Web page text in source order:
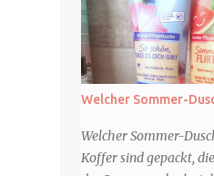
Welcher Sommer-
Welcher Sommer-
Koffer sind gepackt,